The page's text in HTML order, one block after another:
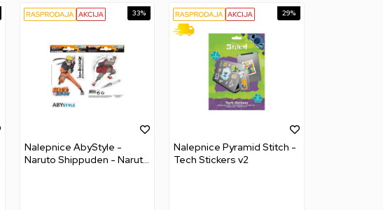
33%
Nalepnice AbyStyle -
Naruto Shippuden - Naruto
29%
Nalepnice Pyramid Stitch -
Tech Stickers v2